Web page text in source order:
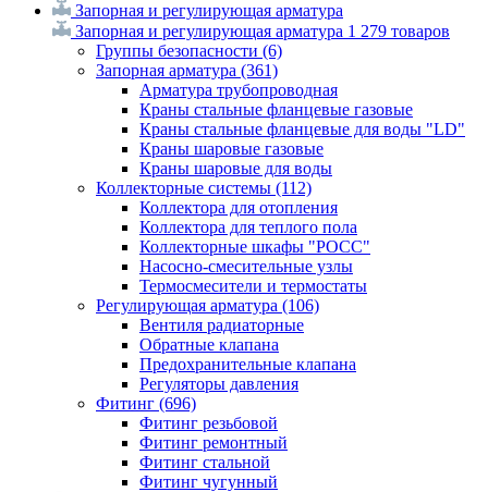
Запорная и регулирующая арматура
Запорная и регулирующая арматура 1 279 товаров
Группы безопасности (6)
Запорная арматура (361)
Арматура трубопроводная
Краны стальные фланцевые газовые
Краны стальные фланцевые для воды "LD"
Краны шаровые газовые
Краны шаровые для воды
Коллекторные системы (112)
Коллектора для отопления
Коллектора для теплого пола
Коллекторные шкафы "РОСС"
Насосно-смесительные узлы
Термосмесители и термостаты
Регулирующая арматура (106)
Вентиля радиаторные
Обратные клапана
Предохранительные клапана
Регуляторы давления
Фитинг (696)
Фитинг резьбовой
Фитинг ремонтный
Фитинг стальной
Фитинг чугунный